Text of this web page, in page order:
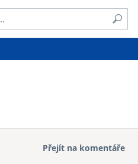
Přejít na komentáře